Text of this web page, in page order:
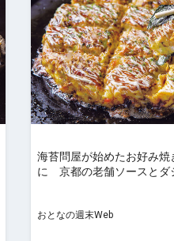
海苔問屋が始めたお好み焼
に 京都の老舗ソースとダ
おとなの週末Web